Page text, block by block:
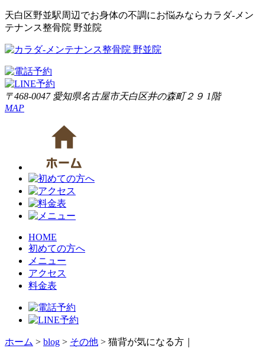
天白区野並駅周辺でお身体の不調にお悩みならカラダ‐メン
テナンス整骨院 野並院
〒468-0047 愛知県名古屋市天白区井の森町２９ 1階
MAP
HOME
初めての方へ
メニュー
アクセス
料金表
ホーム > blog > その他 > 猫背が気になる方｜